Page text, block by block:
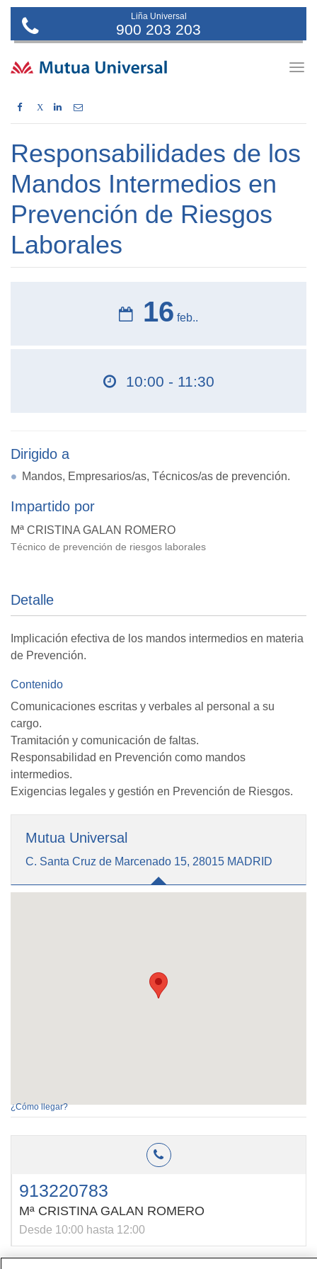
Liña Universal
900 203 203
X
Responsabilidades de los
Mandos Intermedios en
Prevención de Riesgos
Laborales
16 feb..
10:00 - 11:30
Dirigido a
Mandos, Empresarios/as, Técnicos/as de prevención.
Impartido por
Mª CRISTINA GALAN ROMERO
Técnico de prevención de riesgos laborales
Detalle
Implicación efectiva de los mandos intermedios en materia
de Prevención.
Contenido
Comunicaciones escritas y verbales al personal a su
cargo.
Tramitación y comunicación de faltas.
Responsabilidad en Prevención como mandos
intermedios.
Exigencias legales y gestión en Prevención de Riesgos.
Mutua Universal
C. Santa Cruz de Marcenado 15, 28015 MADRID
¿Cómo llegar?
913220783
Mª CRISTINA GALAN ROMERO
Desde 10:00 hasta 12:00